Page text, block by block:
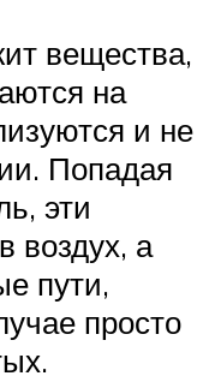
вещества,
на
и не
Попадая
эти
воздух, а
пути,
просто